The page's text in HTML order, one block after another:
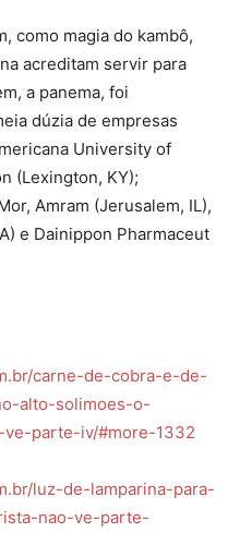
como magia do kambô,
acreditam servir para
a panema, foi
dúzia de empresas
University of
(Lexington, KY);
Amram (Jerusalem, IL),
e Dainippon Pharmaceut
carne-de-cobra-e-de-
alto-solimoes-o-
parte-iv/#more-1332
luz-de-lamparina-para-
nao-ve-parte-